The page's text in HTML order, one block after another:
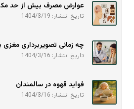
عوارض مصرف بیش از حد
تاریخ انتشار: 1404/3/19
چه زمانی تصویربرداری
تاریخ انتشار: 1404/3/16
فواید قهوه در سالمندان
تاریخ انتشار: 1404/3/16